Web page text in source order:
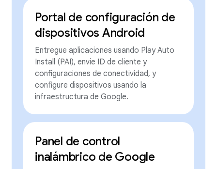
Portal de configuración de
dispositivos Android
Entregue aplicaciones usando Play Auto
Install (PAI), envíe ID de cliente y
configuraciones de conectividad, y
configure dispositivos usando la
infraestructura de Google.
Panel de control
inalámbrico de Google